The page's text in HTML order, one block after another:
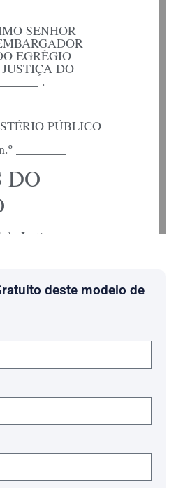
SENHOR
EGRÉGIO
DO
.
PÚBLICO
________
DO
Justiça;
pena de ________
se trata-se suposta
________ .
por ________
presente pedido a
para prisão
que passa a
deste modelo de